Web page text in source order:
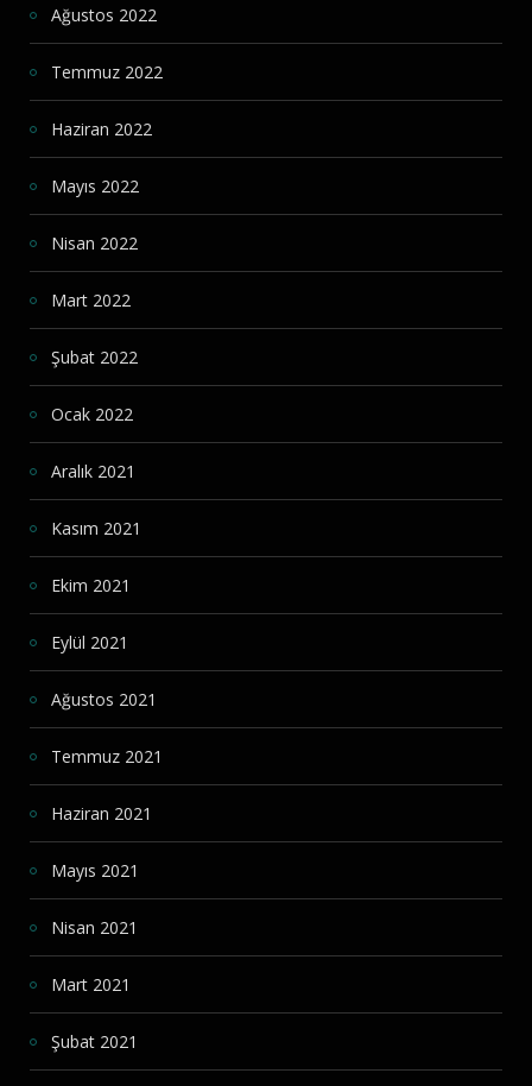
Ağustos 2022
Temmuz 2022
Haziran 2022
Mayıs 2022
Nisan 2022
Mart 2022
Şubat 2022
Ocak 2022
Aralık 2021
Kasım 2021
Ekim 2021
Eylül 2021
Ağustos 2021
Temmuz 2021
Haziran 2021
Mayıs 2021
Nisan 2021
Mart 2021
Şubat 2021